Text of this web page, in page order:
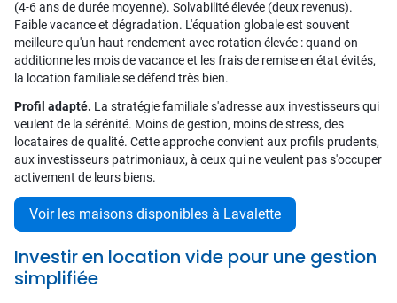
(4-6 ans de durée moyenne). Solvabilité élevée (deux revenus).
Faible vacance et dégradation. L'équation globale est souvent
meilleure qu'un haut rendement avec rotation élevée : quand on
additionne les mois de vacance et les frais de remise en état évités,
la location familiale se défend très bien.
Profil adapté. La stratégie familiale s'adresse aux investisseurs qui
veulent de la sérénité. Moins de gestion, moins de stress, des
locataires de qualité. Cette approche convient aux profils prudents,
aux investisseurs patrimoniaux, à ceux qui ne veulent pas s'occuper
activement de leurs biens.
Voir les maisons disponibles à Lavalette
Investir en location vide pour une gestion
simplifiée